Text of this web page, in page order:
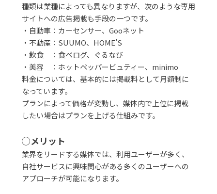
種類は業種によっても異なりますが、次のような専用
サイトへの広告掲載も手段の一つです。
・自動車：カーセンサー、Gooネット
・不動産：SUUMO、HOME’S
・飲食 ：食べログ、ぐるなび
・美容 ：ホットペッパービュティー、minimo
料金については、基本的には掲載料として月額制に
なっています。
プランによって価格が変動し、媒体内で上位に掲載
したい場合はプランを上げる仕組みです。
◯メリット
業界をリードする媒体では、利用ユーザーが多く、
自社サービスに興味関心がある多くのユーザーへの
アプローチが可能になります。